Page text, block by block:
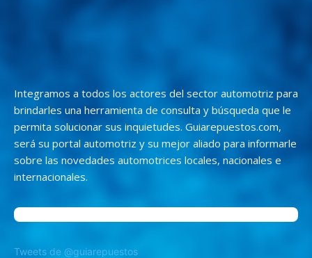
Integramos a todos los actores del sector automotriz para
brindarles una herramienta de consulta y búsqueda que le
permita solucionar sus inquietudes. Guiarepuestos.com,
será su portal automotriz y su mejor aliado para informarle
sobre las novedades automotrices locales, nacionales e
internacionales.
Tweets de @guiarepuestos